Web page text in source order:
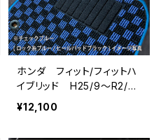
ホンダ フィット/フィットハ
イブリッド H25/9〜R2/2
GK3/4/5/6・GP5/6 フ
ロアマット一式 カーマッ
¥12,100